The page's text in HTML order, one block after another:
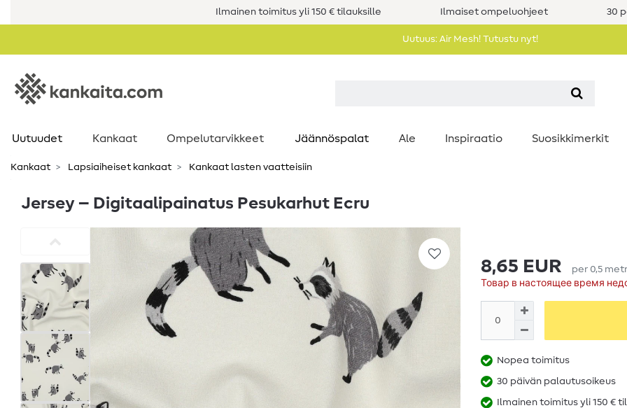
Ilmainen toimitus yli 150 € tilauksille Ilmaiset ompeluohjeet 30
Uutuus: Air Mesh! Tutustu nyt!
Uutuudet Kankaat Ompelutarvikkeet Jäännöspalat Ale Inspiraatio Suosikkimerkit
Kankaat Lapsiaiheiset kankaat Kankaat lasten vaatteisiin
Jersey – Digitaalipainatus Pesukarhut Ecru
8,65 EUR per 0,5
Товар в настоящее время
Nopea toimitus
30 päivän palautusoikeus
Ilmainen toimitus yli 150 €